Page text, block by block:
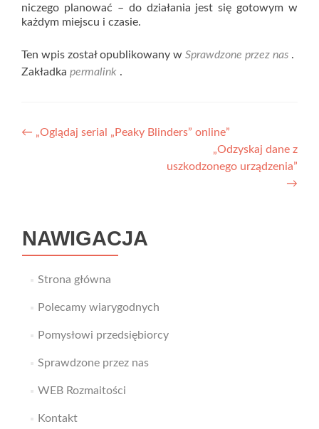
niczego planować – do działania jest się gotowym w
każdym miejscu i czasie.
Ten wpis został opublikowany w Sprawdzone przez nas .
Zakładka permalink .
Nawigacja
← „Oglądaj serial „Peaky Blinders” online”
„Odzyskaj dane z
uszkodzonego urządzenia”
→
NAWIGACJA
Strona główna
Polecamy wiarygodnych
Pomysłowi przedsiębiorcy
Sprawdzone przez nas
WEB Rozmaitości
Kontakt